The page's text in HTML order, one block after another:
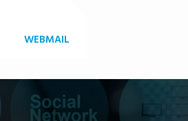
WEBMAIL